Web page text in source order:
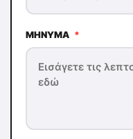
ΜΉΝΥΜΑ *